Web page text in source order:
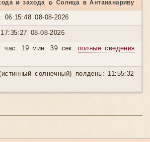
и захода ☼ Солнца в Антананариву
08-08-2026
08-08-2026
час. 19 мин. 39 сек. полные сведения
солнечный) полдень: 11:55:32